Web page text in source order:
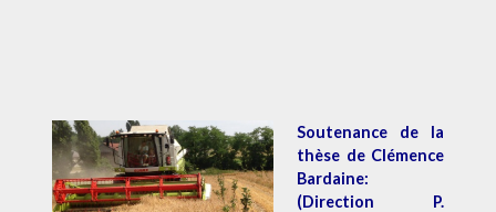
Soutenance de la
thèse de Clémence
Bardaine:
(Direction P.